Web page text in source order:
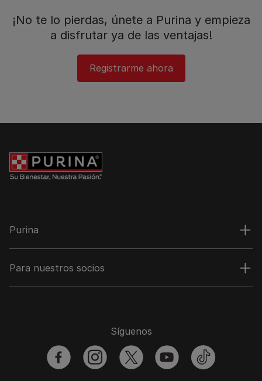
¡No te lo pierdas, únete a Purina y empieza
a disfrutar ya de las ventajas!​
Registrarme ahora​
Purina
Para nuestros socios
Síguenos
facebookinstagramtwitter youtubetiktok